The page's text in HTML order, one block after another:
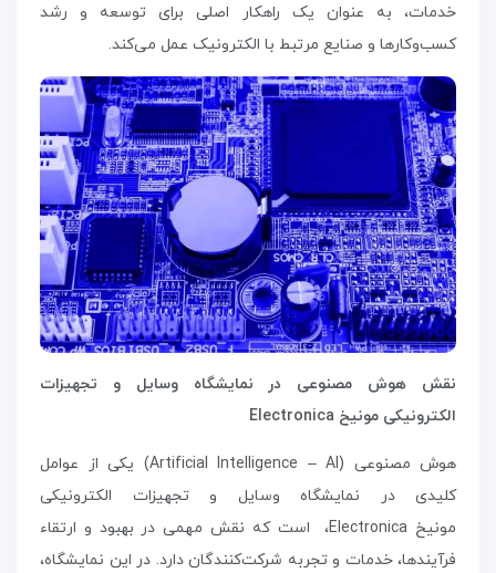
خدمات، به عنوان یک راهکار اصلی برای توسعه و رشد
کسب‌وکارها و صنایع مرتبط با الکترونیک عمل می‌کند.
نقش هوش مصنوعی در نمایشگاه وسایل و تجهیزات
الکترونیکی مونیخ Electronica
هوش مصنوعی (Artificial Intelligence – AI) یکی از عوامل
کلیدی در نمایشگاه وسایل و تجهیزات الکترونیکی
مونیخ Electronica،
است که نقش مهمی در بهبود و ارتقاء
فرآیندها، خدمات و تجربه شرکت‌کنندگان دارد. در این نمایشگاه،